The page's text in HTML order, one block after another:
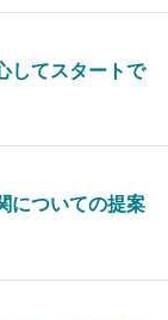
してスタートで
についての提案